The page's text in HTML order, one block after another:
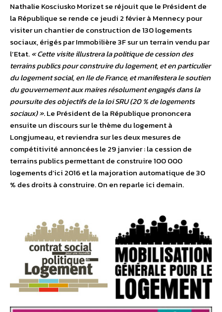
Nathalie Kosciusko Morizet se réjouit que le Président de
la République se rende ce jeudi 2 févier à Mennecy pour
visiter un chantier de construction de 130 logements
sociaux, érigés par Immobilière 3F sur un terrain vendu par
l’Etat.« Cette visite illustrera la politique de cession des
terrains publics pour construire du logement, et en particulier
du logement social, en Ile de France, et manifestera le soutien
du gouvernement aux maires résolument engagés dans la
poursuite des objectifs de la loi SRU (20 % de logements
sociaux) ». Le Président de la République prononcera
ensuite un discours sur le thème du logement à
Longjumeau, et reviendra sur les deux mesures de
compétitivité annoncées le 29 janvier : la cession de
terrains publics permettant de construire 100 000
logements d’ici 2016 et la majoration automatique de 30
% des droits à construire. On en reparle ici demain.